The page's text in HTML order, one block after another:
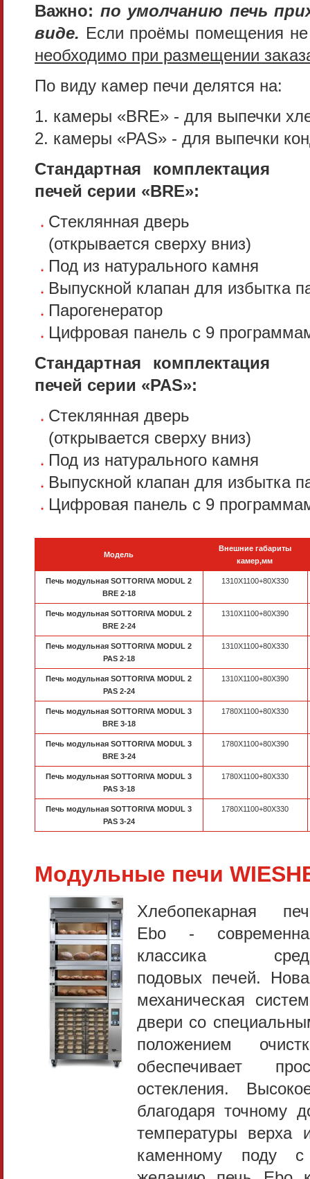
Важно: по умолчанию печь
виде. Если проёмы помещения не
необходимо при размещении
По виду камер печи делятся на:
1. камеры «BRE» - для выпечки
2. камеры «PAS» - для выпечки
Стандартная комплектация
печей серии «BRE»:
Стеклянная дверь
(открывается сверху вниз)
Под из натурального камня
Выпускной клапан для избытка
Парогенератор
Цифровая панель с 9
Стандартная комплектация
печей серии «PAS»:
Стеклянная дверь
(открывается сверху вниз)
Под из натурального камня
Выпускной клапан для избытка
Цифровая панель с 9
Модель
Внешние габариты
камер,мм
Печь модульная SOTTORIVA MODUL 2
BRE 2-18
1310X1100+80X330
Печь модульная SOTTORIVA MODUL 2
BRE 2-24
1310X1100+80X390
Печь модульная SOTTORIVA MODUL 2
PAS 2-18
1310X1100+80X330
Печь модульная SOTTORIVA MODUL 2
PAS 2-24
1310X1100+80X390
Печь модульная SOTTORIVA MODUL 3
BRE 3-18
1780X1100+80X330
Печь модульная SOTTORIVA MODUL 3
BRE 3-24
1780X1100+80X390
Печь модульная SOTTORIVA MODUL 3
PAS 3-18
1780X1100+80X330
Печь модульная SOTTORIVA MODUL 3
PAS 3-24
1780X1100+80X330
Модульные печи
Хлебопекарная
Ebo -
классика
подовых печей.
механическая
двери со
положением
обеспечивает
остекления.
благодаря точному
температуры верха
каменному поду с